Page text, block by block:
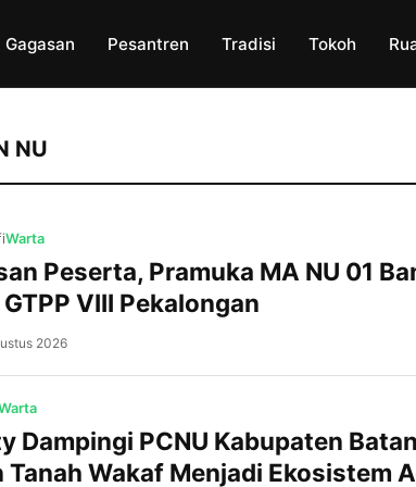
Gagasan Pesantren Tradisi Tokoh
NU
Warta
Peserta, Pramuka MA NU 01
VIII Pekalongan
ditorehkan Pramuka MA NU 01
ratusan peserta dari berbagai
Dewan Ambalan Hasyim
2026
Dampingi PCNU Kabupaten
Tanah Wakaf Menjadi Ekosistem